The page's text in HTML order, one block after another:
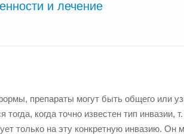
и лечение
препараты могут быть общего или
тогда, когда точно известен тип
только на эту конкретную инвазию. Он